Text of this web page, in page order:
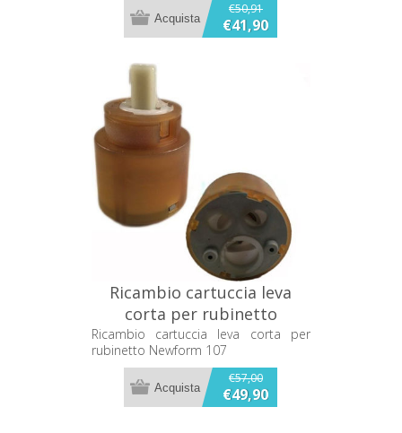
€50,91
€41,90
Ricambio cartuccia leva
corta per rubinetto
Newform 107
Ricambio cartuccia leva corta per
rubinetto Newform 107
€57,00
€49,90